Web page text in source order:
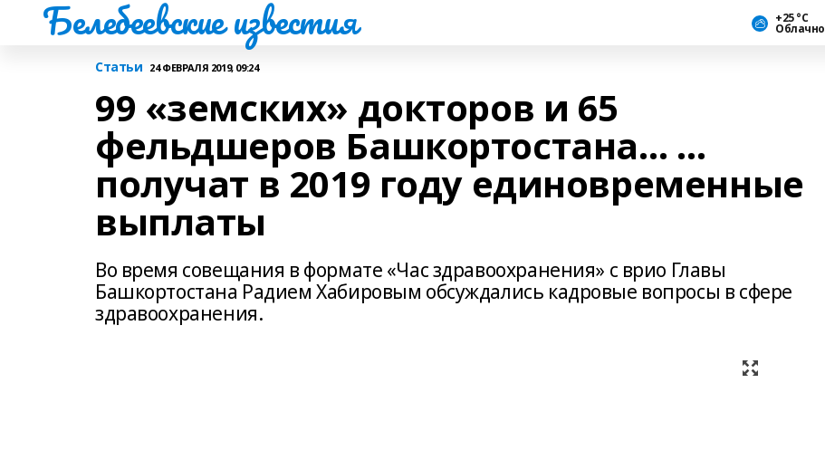
Белебеевские известия +25 °С
Облачно
Статьи 24 ФЕВРАЛЯ 2019, 09:24
99 «земских» докторов и 65
фельдшеров Башкортостана… …
получат в 2019 году единовременные
выплаты
Во время совещания в формате «Час здравоохранения» с врио Главы
Башкортостана Радием Хабировым обсуждались кадровые вопросы в сфере
здравоохранения.